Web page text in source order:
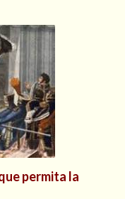
permita la